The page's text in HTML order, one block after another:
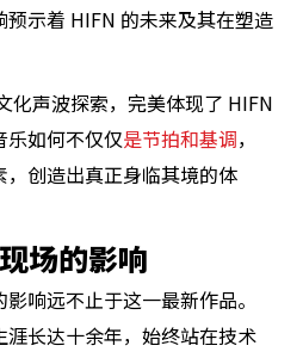
示着 HIFN 的未来及其在塑造
化声波探索，完美体现了 HIFN
乐如何不仅仅是节拍和基调，
创造出真正身临其境的体
场的影响
响远不止于这一最新作品。
长达十余年，始终站在技术